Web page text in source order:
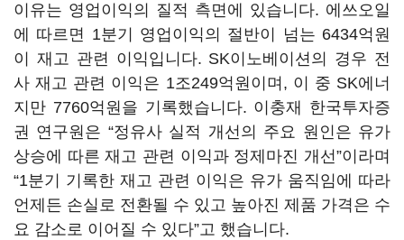
이유는 영업이익의 질적 측면에 있습니다. 에쓰오일
에 따르면 1분기 영업이익의 절반이 넘는 6434억원
이 재고 관련 이익입니다. SK이노베이션의 경우 전
사 재고 관련 이익은 1조249억원이며, 이 중 SK에너
지만 7760억원을 기록했습니다. 이충재 한국투자증
권 연구원은 “정유사 실적 개선의 주요 원인은 유가
상승에 따른 재고 관련 이익과 정제마진 개선”이라며
“1분기 기록한 재고 관련 이익은 유가 움직임에 따라
언제든 손실로 전환될 수 있고 높아진 제품 가격은 수
요 감소로 이어질 수 있다”고 했습니다.